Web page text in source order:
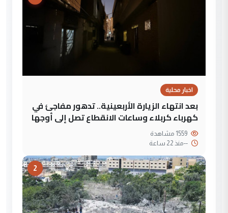
اخبار محلية
بعد انتهاء الزيارة الأربعينية.. تدهور مفاجئ في
كهرباء كربلاء وساعات الانقطاع تصل إلى أوجها
--منذ 22 ساعة
2